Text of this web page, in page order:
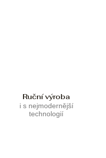
Ruční výroba
i s nejmodernější
technologií